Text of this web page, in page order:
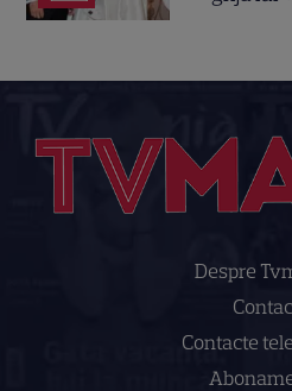
Despre
Contacte